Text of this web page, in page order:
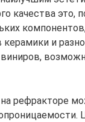
это,
и
рефракторе